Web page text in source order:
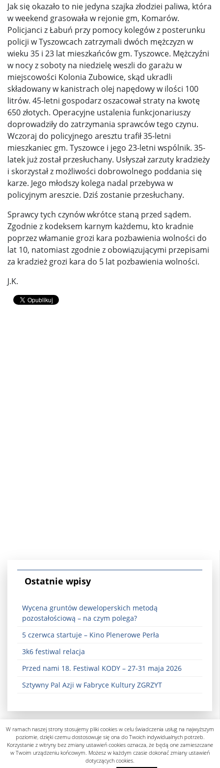
Jak się okazało to nie jedyna szajka złodziei paliwa, która
w weekend grasowała w rejonie gm, Komarów.
Policjanci z Łabuń przy pomocy kolegów z posterunku
policji w Tyszowcach zatrzymali dwóch mężczyzn w
wieku 35 i 23 lat mieszkańców gm. Tyszowce. Mężczyźni
w nocy z soboty na niedzielę weszli do garażu w
miejscowości Kolonia Zubowice, skąd ukradli
składowany w kanistrach olej napędowy w ilości 100
litrów. 45-letni gospodarz oszacował straty na kwotę
650 złotych. Operacyjne ustalenia funkcjonariuszy
doprowadziły do zatrzymania sprawców tego czynu.
Wczoraj do policyjnego aresztu trafił 35-letni
mieszkaniec gm. Tyszowce i jego 23-letni wspólnik. 35-
latek już został przesłuchany. Usłyszał zarzuty kradzieży
i skorzystał z możliwości dobrowolnego poddania się
karze. Jego młodszy kolega nadal przebywa w
policyjnym areszcie. Dziś zostanie przesłuchany.
Sprawcy tych czynów wkrótce staną przed sądem.
Zgodnie z kodeksem karnym każdemu, kto kradnie
poprzez włamanie grozi kara pozbawienia wolności do
lat 10, natomiast zgodnie z obowiązującymi przepisami
za kradzież grozi kara do 5 lat pozbawienia wolności.
J.K.
Ostatnie wpisy
Wycena gruntów deweloperskich metodą
pozostałościową – na czym polega?
5 czerwca startuje – Kino Plenerowe Perła
3k6 festiwal relacja
Przed nami 18. Festiwal KODY – 27-31 maja 2026
Sztywny Pal Azji w Fabryce Kultury ZGRZYT
W ramach naszej strony stosujemy pliki cookies w celu świadczenia usług na najwyższym
poziomie, dzięki czemu dostosowuje się ona do Twoich indywidualnych potrzeb.
Korzystanie z witryny bez zmiany ustawień cookies oznacza, że będą one zamieszczane
w Twoim urządzeniu końcowym. Możesz w każdym czasie dokonać zmiany ustawień
dotyczących cookies.